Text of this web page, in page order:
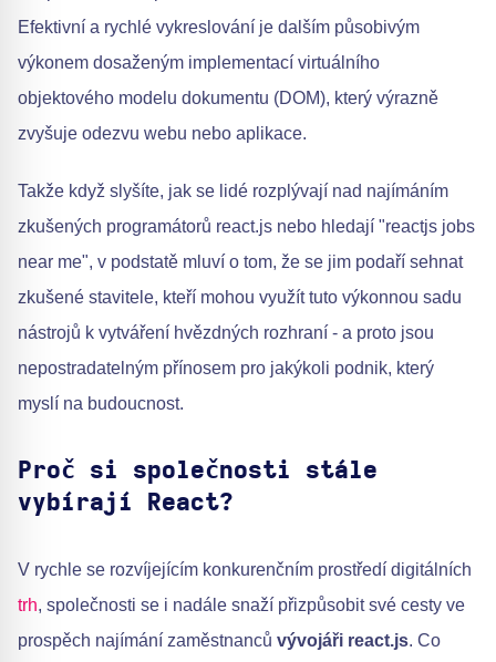
Efektivní a rychlé vykreslování je dalším působivým
výkonem dosaženým implementací virtuálního
objektového modelu dokumentu (DOM), který výrazně
zvyšuje odezvu webu nebo aplikace.
Takže když slyšíte, jak se lidé rozplývají nad najímáním
zkušených programátorů react.js nebo hledají "reactjs jobs
near me", v podstatě mluví o tom, že se jim podaří sehnat
zkušené stavitele, kteří mohou využít tuto výkonnou sadu
nástrojů k vytváření hvězdných rozhraní - a proto jsou
nepostradatelným přínosem pro jakýkoli podnik, který
myslí na budoucnost.
Proč si společnosti stále
vybírají React?
V rychle se rozvíjejícím konkurenčním prostředí digitálních
trh, společnosti se i nadále snaží přizpůsobit své cesty ve
prospěch najímání zaměstnanců vývojáři react.js. Co